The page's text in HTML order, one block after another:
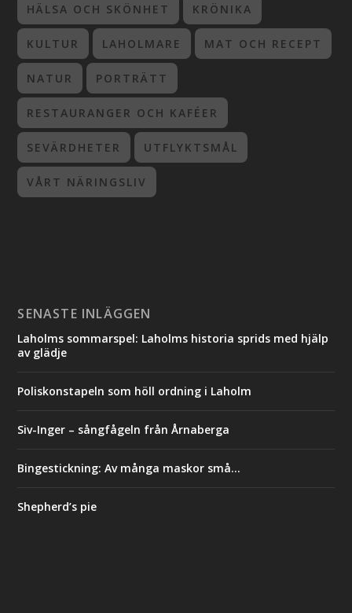
HÄLSA OCH SKÖNHET KRÖNIKA
KULTUR LAHOLMARE MAT OCH RECEPT
NATUR PORTRÄTT
RESTAURANGER OCH KAFÉER
SEVÄRDHETER UTFLYKTSMÅL
VÅRT NÄRINGSLIV
SENASTE INLÄGGEN
Laholms sommarspel: Laholms historia sprids med hjälp
av glädje
Poliskonstapeln som höll ordning i Laholm
Siv-Inger – sångfågeln från Årnaberga
Bingestickning: Av många maskor små…
Shepherd’s pie